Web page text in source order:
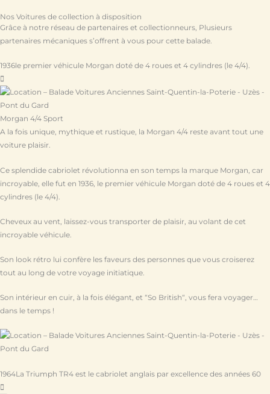
Nos Voitures de collection à disposition
Grâce à notre réseau de partenaires et collectionneurs, Plusieurs
partenaires mécaniques s’offrent à vous pour cette balade.
1936le premier véhicule Morgan doté de 4 roues et 4 cylindres (le 4/4).
Morgan 4/4 Sport
A la fois unique, mythique et rustique, la Morgan 4/4 reste avant tout une
voiture plaisir.
Ce splendide cabriolet révolutionna en son temps la marque Morgan, car
incroyable, elle fut en 1936, le premier véhicule Morgan doté de 4 roues et 4
cylindres (le 4/4).
Cheveux au vent, laissez-vous transporter de plaisir, au volant de cet
incroyable véhicule.
Son look rétro lui confère les faveurs des personnes que vous croiserez
tout au long de votre voyage initiatique.
Son intérieur en cuir, à la fois élégant, et “So British“, vous fera voyager…
dans le temps !
1964La Triumph TR4 est le cabriolet anglais par excellence des années 60